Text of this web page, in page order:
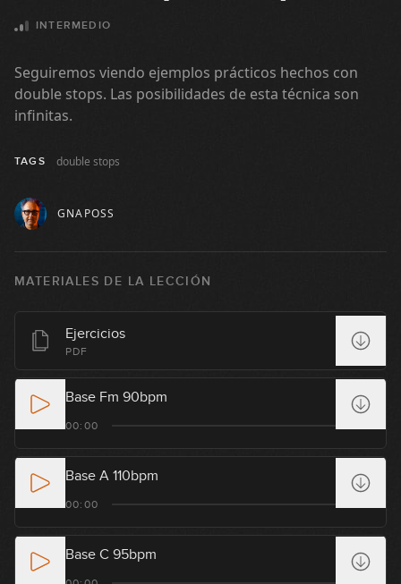
INTERMEDIO
Seguiremos viendo ejemplos prácticos hechos con
double stops. Las posibilidades de esta técnica son
infinitas.
TAGS double stops
GNAPOSS
MATERIALES DE LA LECCIÓN
Ejercicios
PDF
Base Fm 90bpm
00:00
Base A 110bpm
00:00
Base C 95bpm
09:55
12
13
14
11:01
15
09:25
16
17:05